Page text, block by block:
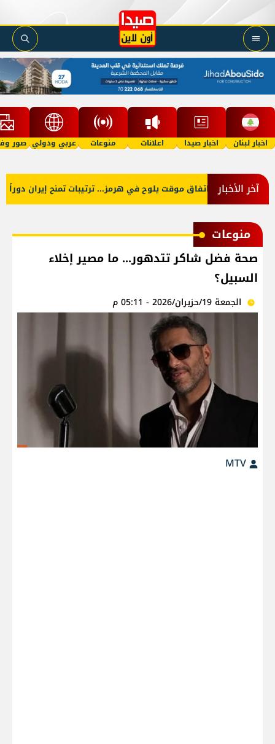
اخبار لبنان اخبار صيدا اعلانات منوعات عربي ودولي صور
آخر الأخباراتفاق موقت يلوح في هرمز... ترتيبات تمنح إيران دوراً
منوعات
صحة فضل شاكر تتدهور... ما مصير إخلاء
السبيل؟
الجمعة 19/حزيران/2026 - 05:11 م